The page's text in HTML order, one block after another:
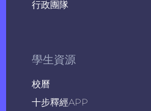
行政團隊
學生資源
校曆
十步釋經APP